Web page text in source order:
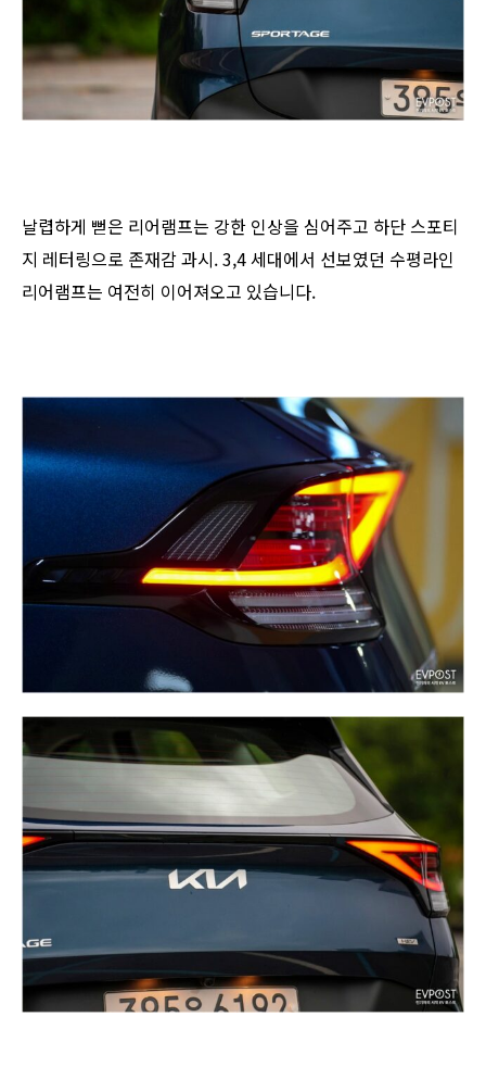
날렵하게 뻗은 리어램프는 강한 인상을 심어주고 하단 스포티
지 레터링으로 존재감 과시. 3,4 세대에서 선보였던 수평라인
리어램프는 여전히 이어져오고 있습니다.